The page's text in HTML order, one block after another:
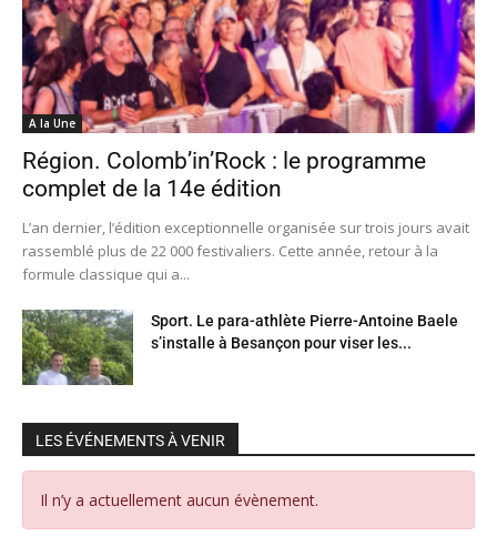
A la Une
Région. Colomb’in’Rock : le programme
complet de la 14e édition
L’an dernier, l’édition exceptionnelle organisée sur trois jours avait
rassemblé plus de 22 000 festivaliers. Cette année, retour à la
formule classique qui a...
Sport. Le para-athlète Pierre-Antoine Baele
s’installe à Besançon pour viser les...
LES ÉVÉNEMENTS À VENIR
Il n’y a actuellement aucun évènement.